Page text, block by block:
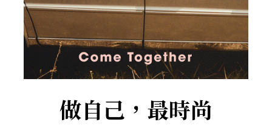
做自己，最時尚